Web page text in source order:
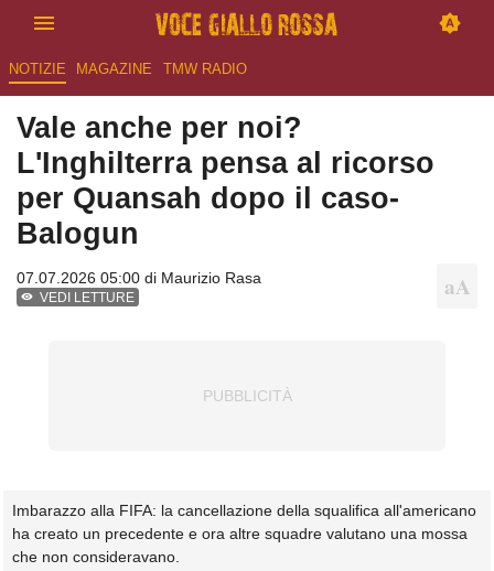
NOTIZIE MAGAZINE TMW RADIO
Vale anche per noi?
L'Inghilterra pensa al ricorso
per Quansah dopo il caso-
Balogun
07.07.2026 05:00 di Maurizio Rasa
VEDI LETTURE
Imbarazzo alla FIFA: la cancellazione della squalifica all'americano
ha creato un precedente e ora altre squadre valutano una mossa
che non consideravano.